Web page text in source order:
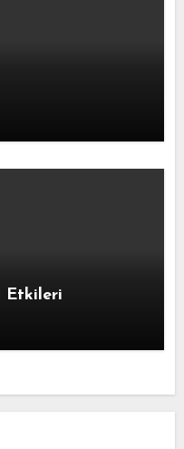
Etkileri